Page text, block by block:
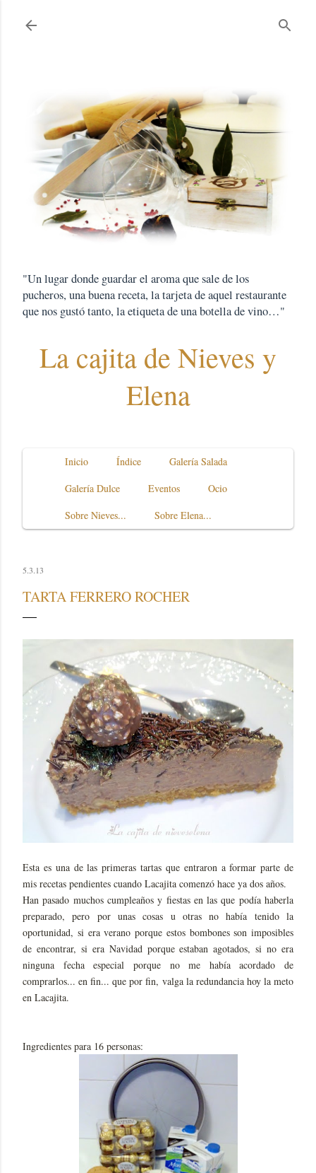
"Un lugar donde guardar el aroma que sale de los
pucheros, una buena receta, la tarjeta de aquel restaurante
que nos gustó tanto, la etiqueta de una botella de vino…"
La cajita de Nieves y
Elena
Inicio Índice
Galería Salada
Galería Dulce
Eventos
Ocio
Sobre Nieves...
Sobre Elena...
5.3.13
TARTA FERRERO ROCHER
Esta es una de las primeras tartas que entraron a formar parte de
mis recetas pendientes cuando Lacajita comenzó hace ya dos años.
Han pasado muchos cumpleaños y fiestas en las que podía haberla
preparado, pero por unas cosas u otras no había tenido la
oportunidad, si era verano porque estos bombones son imposibles
de encontrar, si era Navidad porque estaban agotados, si no era
ninguna fecha especial porque no me había acordado de
comprarlos... en fin... que por fin, valga la redundancia hoy la meto
en Lacajita.
Ingredientes para 16 personas: